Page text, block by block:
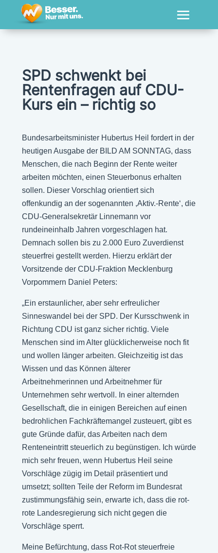
SPD schwenkt bei
Rentenfragen auf CDU-
Kurs ein – richtig so
Bundesarbeitsminister Hubertus Heil fordert in der
heutigen Ausgabe der BILD AM SONNTAG, dass
Menschen, die nach Beginn der Rente weiter
arbeiten möchten, einen Steuerbonus erhalten
sollen. Dieser Vorschlag orientiert sich
offenkundig an der sogenannten ,Aktiv.-Rente‘, die
CDU-Generalsekretär Linnemann vor
rundeineinhalb Jahren vorgeschlagen hat.
Demnach sollen bis zu 2.000 Euro Zuverdienst
steuerfrei gestellt werden. Hierzu erklärt der
Vorsitzende der CDU-Fraktion Mecklenburg
Vorpommern Daniel Peters:
„Ein erstaunlicher, aber sehr erfreulicher
Sinneswandel bei der SPD. Der Kursschwenk in
Richtung CDU ist ganz sicher richtig. Viele
Menschen sind im Alter glücklicherweise noch fit
und wollen länger arbeiten. Gleichzeitig ist das
Wissen und das Können älterer
Arbeitnehmerinnen und Arbeitnehmer für
Unternehmen sehr wertvoll. In einer alternden
Gesellschaft, die in einigen Bereichen auf einen
bedrohlichen Fachkräftemangel zusteuert, gibt es
gute Gründe dafür, das Arbeiten nach dem
Renteneintritt steuerlich zu begünstigen. Ich würde
mich sehr freuen, wenn Hubertus Heil seine
Vorschläge zügig im Detail präsentiert und
umsetzt; sollten Teile der Reform im Bundesrat
zustimmungsfähig sein, erwarte ich, dass die rot-
rote Landesregierung sich nicht gegen die
Vorschläge sperrt.
Meine Befürchtung, dass Rot-Rot steuerfreie